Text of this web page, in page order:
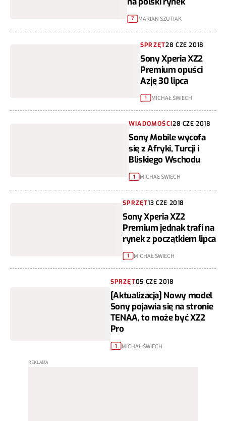
7 MARIAN SZUTIAK
SPRZĘT28 CZE 2018
Sony Xperia XZ2
Premium opuści
Azję 30 lipca
1 MICHAŁ ŚWIECH
WIADOMOŚCI28 CZE 2018
Sony Mobile wycofa
się z Afryki, Turcji i
Bliskiego Wschodu
1 MICHAŁ ŚWIECH
SPRZĘT13 CZE 2018
Sony Xperia XZ2
Premium jednak trafi na
rynek z początkiem lipca
1 MICHAŁ ŚWIECH
SPRZĘT05 CZE 2018
[Aktualizacja] Nowy model
Sony pojawia się na stronie
TENAA, to może być XZ2
Pro
1 MICHAŁ ŚWIECH